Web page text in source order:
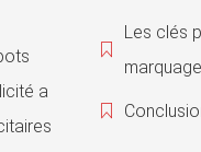
a
Les clés